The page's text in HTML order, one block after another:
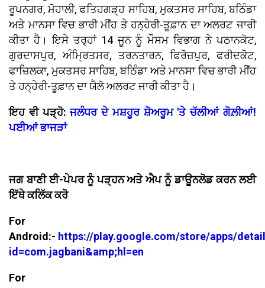
ਰੂਪਨਗਰ, ਮੋਹਾਲੀ, ਫਤਿਹਗੜ੍ਹ ਸਾਹਿਬ, ਮੁਕਤਸਰ ਸਾਹਿਬ, ਬਠਿੰਡਾ
ਅਤੇ ਮਾਨਸਾ ਵਿਚ ਭਾਰੀ ਮੀਂਹ ਤੇ ਹਨ੍ਹੇਰੀ-ਤੂਫ਼ਾਨ ਦਾ ਅਲਰਟ ਜਾਰੀ
ਕੀਤਾ ਹੈ। ਇਸੇ ਤਰ੍ਹਾਂ 14 ਜੂਨ ਨੂੰ ਮੌਸਮ ਵਿਭਾਗ ਨੇ ਪਠਾਨਕੋਟ,
ਗੁਰਦਾਸਪੁਰ, ਅੰਮ੍ਰਿਤਸਰ, ਤਰਨਤਾਰਨ, ਫਿਰੋਜ਼ਪੁਰ, ਫਰੀਦਕੋਟ,
ਫਾਜ਼ਿਲਕਾ, ਮੁਕਤਸਰ ਸਾਹਿਬ, ਬਠਿੰਡਾ ਅਤੇ ਮਾਨਸਾ ਵਿਚ ਭਾਰੀ ਮੀਂਹ
ਤੇ ਹਨ੍ਹੇਰੀ-ਤੂਫ਼ਾਨ ਦਾ ਯੈਲੋ ਅਲਰਟ ਜਾਰੀ ਕੀਤਾ ਹੈ।
ਇਹ ਵੀ ਪੜ੍ਹੋ:ਜਲੰਧਰ ਦੇ ਮਸ਼ਹੂਰ ਸ਼ੋਅਰੂਮ 'ਤੇ ਚੱਲੀਆਂ ਗੋਲ਼ੀਆਂ!
ਪਈਆਂ ਭਾਜੜਾਂ
ਜਗ ਬਾਣੀ ਈ-ਪੇਪਰ ਨੂੰ ਪੜ੍ਹਨ ਅਤੇ ਐਪ ਨੂੰ ਡਾਊਨਲੋਡ ਕਰਨ ਲਈ
ਇੱਥੇ ਕਲਿੱਕ ਕਰੋ
For
Android:- https://play.google.com/store/apps/
id=com.jagbani&amp;hl=en
For